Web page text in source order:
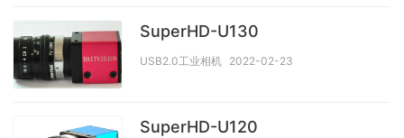
SuperHD-U130
USB2.0工业相机 2022-02-23
SuperHD-U120